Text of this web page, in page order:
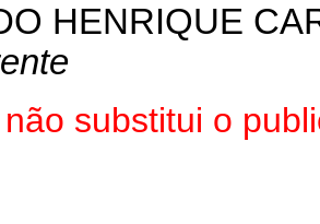
HENRIQUE
substitui o